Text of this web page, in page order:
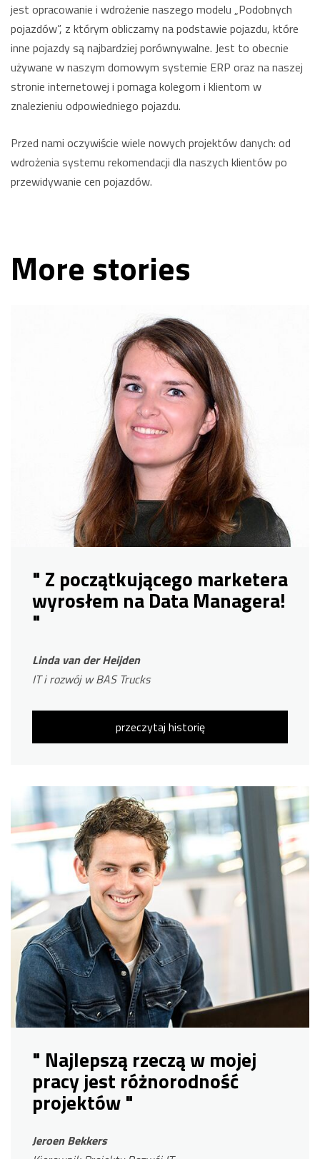
jest opracowanie i wdrożenie naszego modelu „Podobnych
pojazdów”, z którym obliczamy na podstawie pojazdu, które
inne pojazdy są najbardziej porównywalne. Jest to obecnie
używane w naszym domowym systemie ERP oraz na naszej
stronie internetowej i pomaga kolegom i klientom w
znalezieniu odpowiedniego pojazdu.
Przed nami oczywiście wiele nowych projektów danych: od
wdrożenia systemu rekomendacji dla naszych klientów po
przewidywanie cen pojazdów.
More stories
" Z początkującego marketera
wyrosłem na Data Managera!
"
Linda van der Heijden
IT i rozwój w BAS Trucks
przeczytaj historię
" Najlepszą rzeczą w mojej
pracy jest różnorodność
projektów "
Jeroen Bekkers